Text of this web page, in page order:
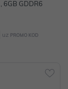
6GB GDDR6
uz PROMO KOD